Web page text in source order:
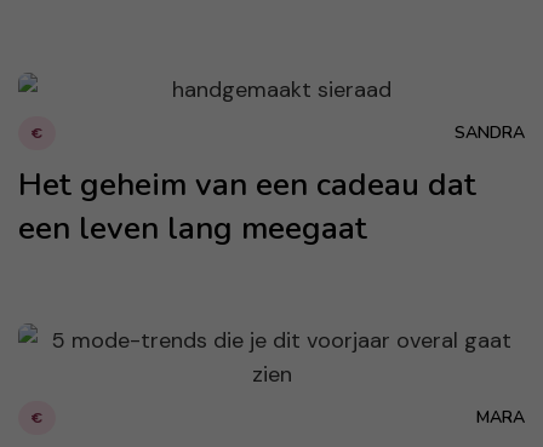
€ SANDRA
Het geheim van een cadeau dat
een leven lang meegaat
€ MARA